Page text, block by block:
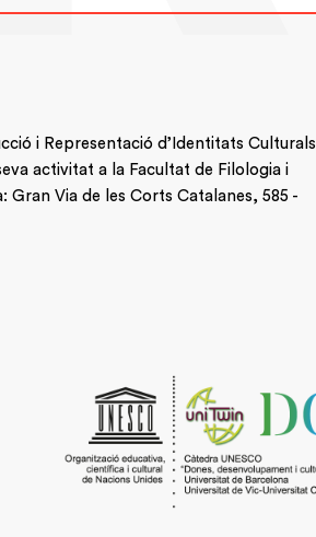
i Representació d’Identitats Culturals
activitat a la Facultat de Filologia i
Via de les Corts Catalanes, 585 -